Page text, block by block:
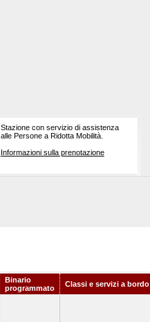
Stazione con servizio di assistenza
alle Persone a Ridotta Mobilità.
Informazioni sulla prenotazione
Binario
programmato
Classi e servizi a bordo